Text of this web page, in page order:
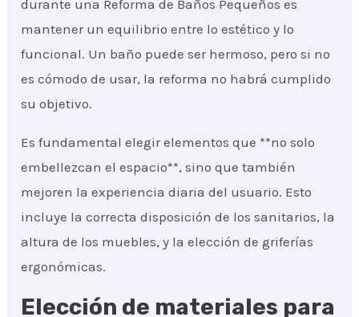
durante una Reforma de Baños Pequeños es
mantener un equilibrio entre lo estético y lo
funcional. Un baño puede ser hermoso, pero si no
es cómodo de usar, la reforma no habrá cumplido
su objetivo.
Es fundamental elegir elementos que **no solo
embellezcan el espacio**, sino que también
mejoren la experiencia diaria del usuario. Esto
incluye la correcta disposición de los sanitarios, la
altura de los muebles, y la elección de griferías
ergonómicas.
Elección de materiales para